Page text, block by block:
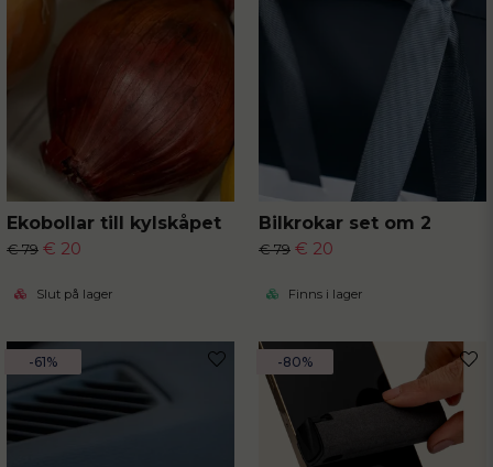
Ekobollar till kylskåpet
€ 79 € 20
Slut på lager
Bilkrokar set om 2
€ 79 € 20
Finns i lager
-61% -80%